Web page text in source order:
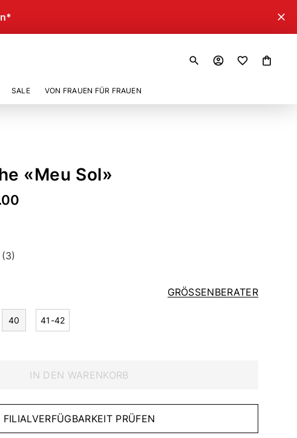
close
search account_circle shopping_bag
SALE VON FRAUEN FÜR FRAUEN
«Meu Sol»
(3)
GRÖSSENBERATER
40 41-42
IN DEN WARENKORB
FILIALVERFÜGBARKEIT PRÜFEN